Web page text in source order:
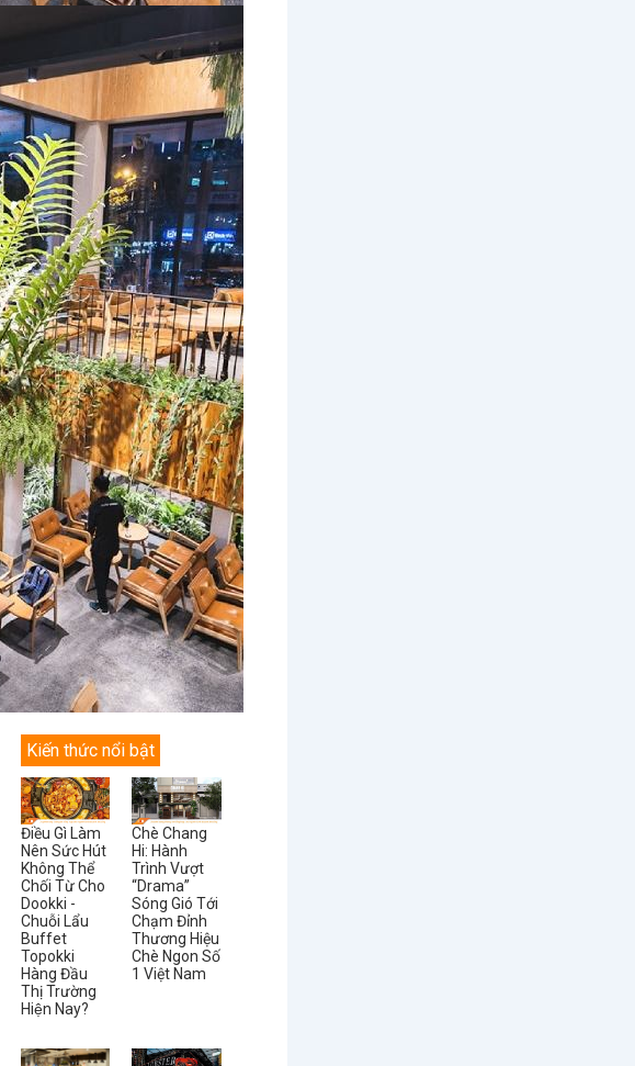
Kiến thức nổi bật
Điều Gì Làm
Nên Sức Hút
Không Thể
Chối Từ Cho
Dookki -
Chuỗi Lẩu
Buffet
Topokki
Hàng Đầu
Thị Trường
Hiện Nay?
Chè Chang
Hi: Hành
Trình Vượt
“Drama”
Sóng Gió Tới
Chạm Đỉnh
Thương Hiệu
Chè Ngon Số
1 Việt Nam